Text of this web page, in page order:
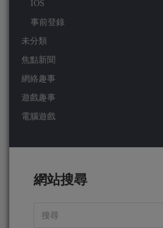
IOS
事前登錄
未分類
焦點新聞
網絡趣事
遊戲趣事
電腦遊戲
網站搜尋